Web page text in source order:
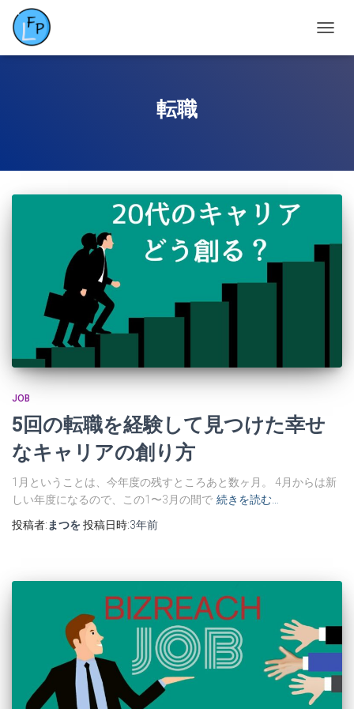
ビ
転職
JOB
5回の転職を経験して見つけた幸せ
なキャリアの創り方
1月ということは、今年度の残すところあと数ヶ月。 4月からは新
しい年度になるので、この1〜3月の間で 続きを読む…
投稿者:まつを投稿日時:3年前